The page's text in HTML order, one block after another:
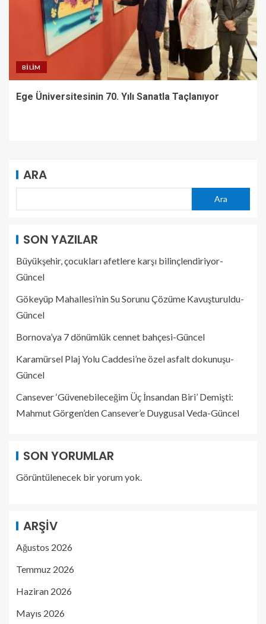
BILIM
Ege Üniversitesinin 70. Yılı Sanatla Taçlanıyor
ARA
Ara
SON YAZILAR
Büyükşehir, çocukları afetlere karşı bilinçlendiriyor-
Güncel
Gökeyüp Mahallesi’nin Su Sorunu Çözüme Kavuşturuldu-
Güncel
Bornova’ya 7 dönümlük cennet bahçesi-Güncel
Karamürsel Plaj Yolu Caddesi’ne özel asfalt dokunuşu-
Güncel
Cansever ‘Güvenebileceğim Üç İnsandan Biri’ Demişti:
Mahmut Görgen’den Cansever’e Duygusal Veda-Güncel
SON YORUMLAR
Görüntülenecek bir yorum yok.
ARŞIV
Ağustos 2026
Temmuz 2026
Haziran 2026
Mayıs 2026